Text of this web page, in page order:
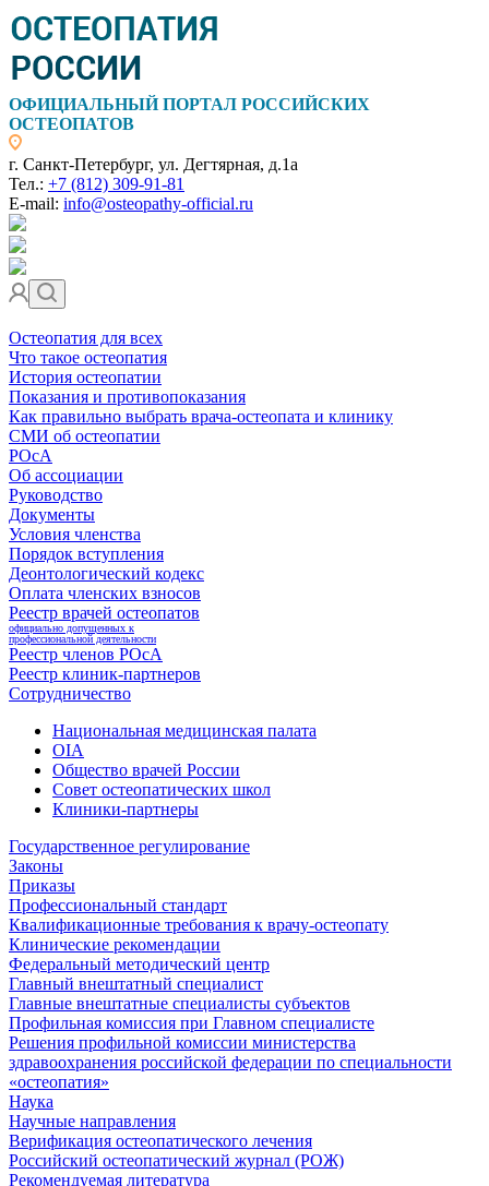
ОФИЦИАЛЬНЫЙ ПОРТАЛ РОССИЙСКИХ
ОСТЕОПАТОВ
г. Санкт-Петербург, ул. Дегтярная, д.1а
Тел.: +7 (812) 309-91-81
E-mail: info@osteopathy-official.ru
Остеопатия для всех
Что такое остеопатия
История остеопатии
Показания и противопоказания
Как правильно выбрать врача-остеопата и клинику
СМИ об остеопатии
РОсА
Об ассоциации
Руководство
Документы
Условия членства
Порядок вступления
Деонтологический кодекс
Оплата членских взносов
Реестр врачей остеопатов
официально допущенных к
профессиональной деятельности
Реестр членов РОсА
Реестр клиник-партнеров
Сотрудничество
Национальная медицинская палата
OIA
Общество врачей России
Совет остеопатических школ
Клиники-партнеры
Государственное регулирование
Законы
Приказы
Профессиональный стандарт
Квалификационные требования к врачу-остеопату
Клинические рекомендации
Федеральный методический центр
Главный внештатный специалист
Главные внештатные специалисты субъектов
Профильная комиссия при Главном специалисте
Решения профильной комиссии министерства
здравоохранения российской федерации по специальности
«остеопатия»
Наука
Научные направления
Верификация остеопатического лечения
Российский остеопатический журнал (РОЖ)
Рекомендуемая литература